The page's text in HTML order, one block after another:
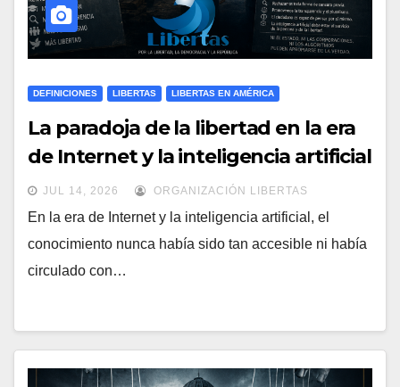
DEFINICIONES LIBERTAS LIBERTAS EN AMÉRICA
La paradoja de la libertad en la era
de Internet y la inteligencia artificial
JUL 14, 2026 ORGANIZACIÓN LIBERTAS
En la era de Internet y la inteligencia artificial, el
conocimiento nunca había sido tan accesible ni había
circulado con…